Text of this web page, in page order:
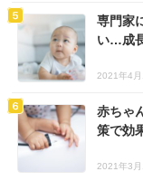
専門家
い…成
2021年4月
赤ちゃ
策で効
2021年3月